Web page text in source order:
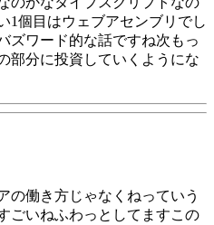
1個目はウェブアセンブリでし
ズワード的な話ですね次もっ
部分に投資していくようにな
の働き方じゃなくねっていう
ごいねふわっとしてますこの